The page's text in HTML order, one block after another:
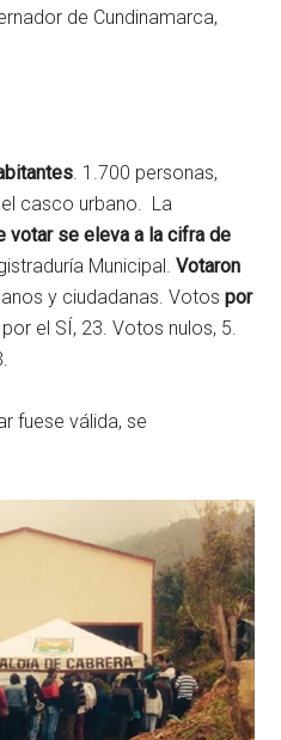
de Cundinamarca,
. 1.700 personas,
casco urbano. La
votar se eleva a la cifra de
Municipal.Votaron
y ciudadanas. Votospor
el SÍ, 23. Votos nulos, 5.
fuese válida, se